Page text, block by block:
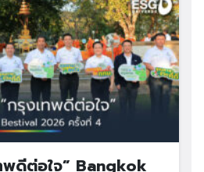
พดีต่อใจ” Bangkok